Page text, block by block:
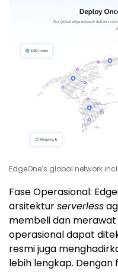
EdgeOne’s global network
Fase Operasional:
arsitekturserverless
membeli dan
operasional dapat
resmi juga
lebih lengkap. Dengan